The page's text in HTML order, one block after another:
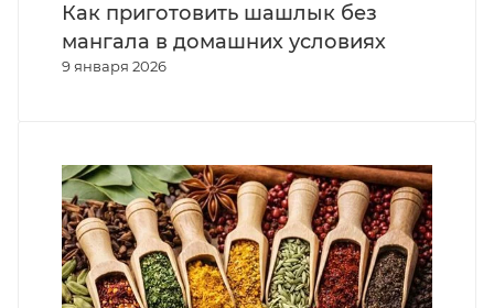
9 января 2026
Как приготовить шашлык без
мангала в домашних условиях